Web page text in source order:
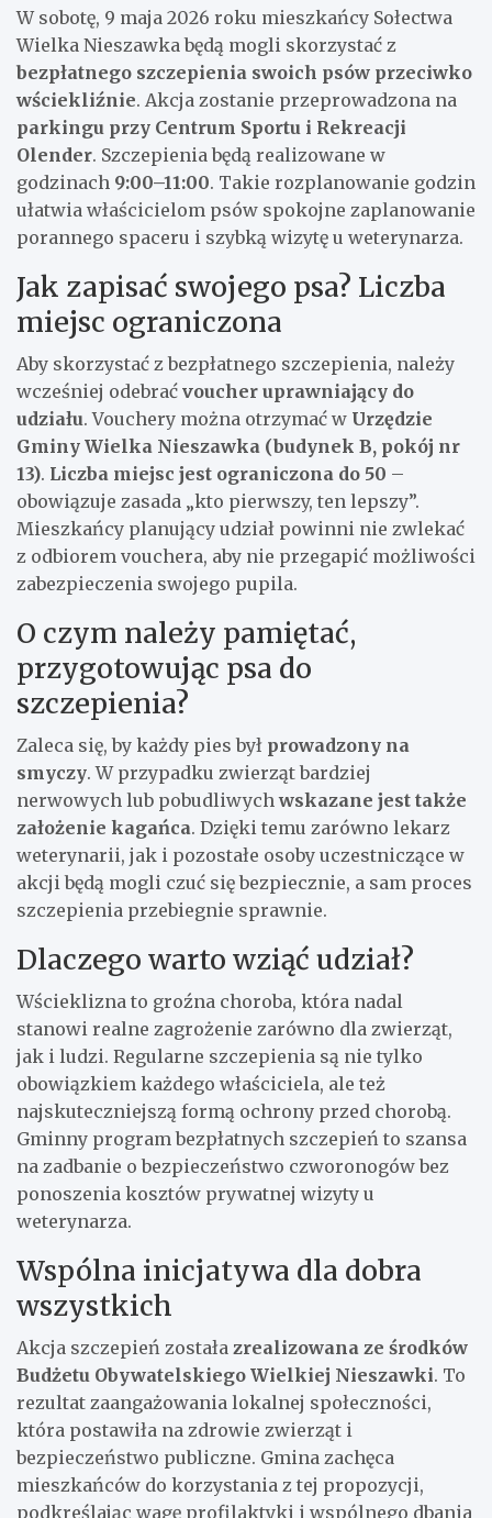
W sobotę, 9 maja 2026 roku mieszkańcy Sołectwa
Wielka Nieszawka będą mogli skorzystać z
bezpłatnego szczepienia swoich psów przeciwko
wściekliźnie. Akcja zostanie przeprowadzona na
parkingu przy Centrum Sportu i Rekreacji
Olender. Szczepienia będą realizowane w
godzinach 9:00–11:00. Takie rozplanowanie godzin
ułatwia właścicielom psów spokojne zaplanowanie
porannego spaceru i szybką wizytę u weterynarza.
Jak zapisać swojego psa? Liczba
miejsc ograniczona
Aby skorzystać z bezpłatnego szczepienia, należy
wcześniej odebrać voucher uprawniający do
udziału. Vouchery można otrzymać w Urzędzie
Gminy Wielka Nieszawka (budynek B, pokój nr
13). Liczba miejsc jest ograniczona do 50 –
obowiązuje zasada „kto pierwszy, ten lepszy”.
Mieszkańcy planujący udział powinni nie zwlekać
z odbiorem vouchera, aby nie przegapić możliwości
zabezpieczenia swojego pupila.
O czym należy pamiętać,
przygotowując psa do
szczepienia?
Zaleca się, by każdy pies był prowadzony na
smyczy. W przypadku zwierząt bardziej
nerwowych lub pobudliwychwskazane jest także
założenie kagańca. Dzięki temu zarówno lekarz
weterynarii, jak i pozostałe osoby uczestniczące w
akcji będą mogli czuć się bezpiecznie, a sam proces
szczepienia przebiegnie sprawnie.
Dlaczego warto wziąć udział?
Wścieklizna to groźna choroba, która nadal
stanowi realne zagrożenie zarówno dla zwierząt,
jak i ludzi. Regularne szczepienia są nie tylko
obowiązkiem każdego właściciela, ale też
najskuteczniejszą formą ochrony przed chorobą.
Gminny program bezpłatnych szczepień to szansa
na zadbanie o bezpieczeństwo czworonogów bez
ponoszenia kosztów prywatnej wizyty u
weterynarza.
Wspólna inicjatywa dla dobra
wszystkich
Akcja szczepień została zrealizowana ze środków
Budżetu Obywatelskiego Wielkiej Nieszawki. To
rezultat zaangażowania lokalnej społeczności,
która postawiła na zdrowie zwierząt i
bezpieczeństwo publiczne. Gmina zachęca
mieszkańców do korzystania z tej propozycji,
podkreślając wagę profilaktyki i wspólnego dbania